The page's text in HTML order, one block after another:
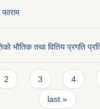
भाैतिक तथा वितिय प्रगति
2 3 4
last »